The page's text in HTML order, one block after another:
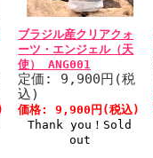
ブラジル産クリアクォ
ーツ・エンジェル（天
使） ANG001
定価: 9,900円(税
込)
価格: 9,900円(税込)
Thank you！Sold
out